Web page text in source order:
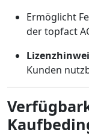
Ermöglicht
der topfact
Kunden